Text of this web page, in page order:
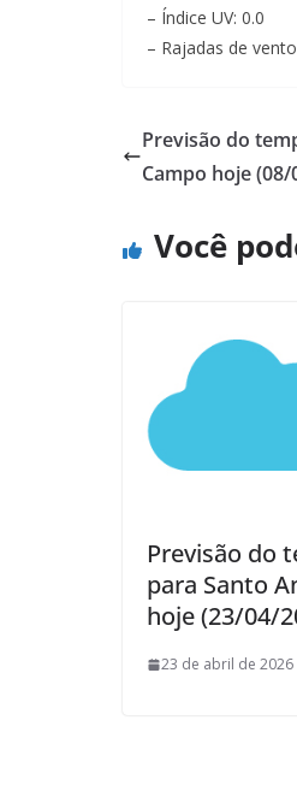
– Índice UV: 0.0
– Rajadas de
Previsão do
Campo hoje (08/
Você
Previsão do
para Santo
hoje (23/04/
23 de abril de 2026